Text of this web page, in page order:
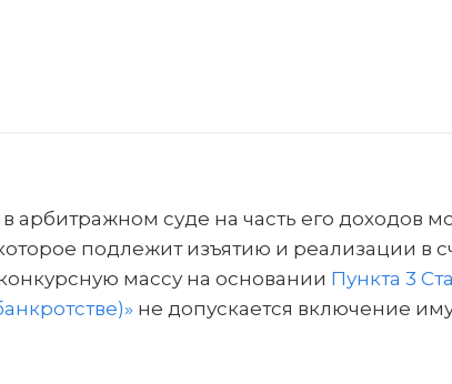
суде на часть его доходов
подлежит изъятию и реализации в
массу на основании Пункта 3
не допускается включение